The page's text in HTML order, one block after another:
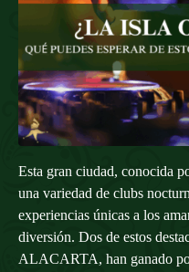
Esta gran ciudad, conocida
una variedad de clubs
experiencias únicas a los
diversión. Dos de estos
ALACARTA, han ganado